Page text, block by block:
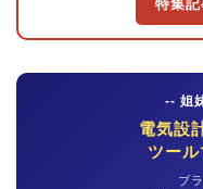
特集記
-- 姐
電気設
ツール
ブ